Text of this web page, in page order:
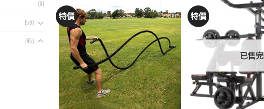
(6)
(59)
(45)
特價 特價
已售完